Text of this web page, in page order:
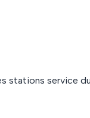
stations service